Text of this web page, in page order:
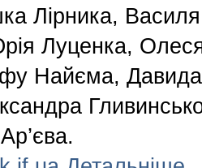
Лірника, Василя
Луценка,
Найєма, Давида